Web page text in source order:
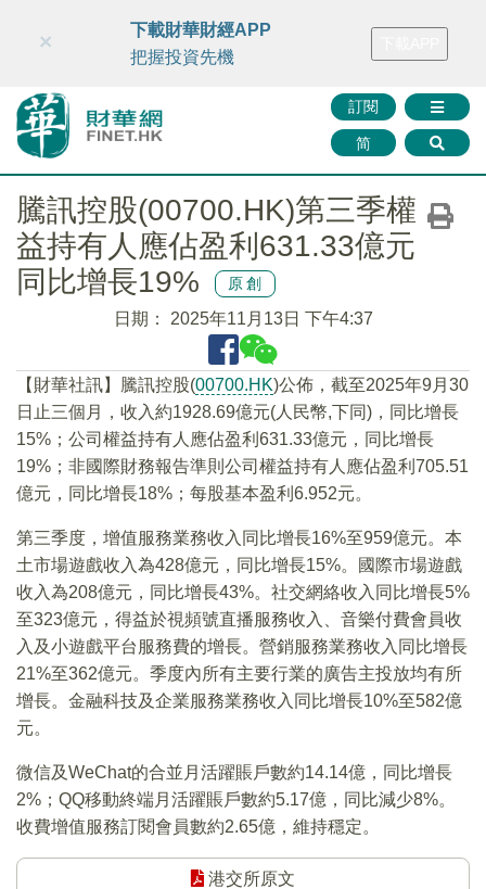
財華智庫網 FINTV FINMETA 財華證券 媒體矩陣
訂閱
简
×
下載財華財經APP
把握投資先機
騰訊控股(00700.HK)第三季權
益持有人應佔盈利631.33億元
同比增長19%
原創
日期： 2025年11月13日 下午4:37
【財華社訊】騰訊控股(00700.HK)公佈，截至2025年9月30
日止三個月，收入約1928.69億元(人民幣,下同)，同比增長
15%；公司權益持有人應佔盈利631.33億元，同比增長
19%；非國際財務報告準則公司權益持有人應佔盈利705.51
億元，同比增長18%；每股基本盈利6.952元。
第三季度，增值服務業務收入同比增長16%至959億元。本
土市場遊戲收入為428億元，同比增長15%。國際市場遊戲
收入為208億元，同比增長43%。社交網絡收入同比增長5%
至323億元，得益於視頻號直播服務收入、音樂付費會員收
入及小遊戲平台服務費的增長。營銷服務業務收入同比增長
21%至362億元。季度內所有主要行業的廣告主投放均有所
增長。金融科技及企業服務業務收入同比增長10%至582億
元。
微信及WeChat的合並月活躍賬戶數約14.14億，同比增長
2%；QQ移動終端月活躍賬戶數約5.17億，同比減少8%。
收費增值服務訂閱會員數約2.65億，維持穩定。
港交所原文